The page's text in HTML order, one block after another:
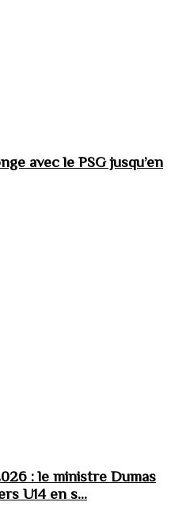
avec le PSG jusqu’en
: le ministre Dumas
U14 en s...